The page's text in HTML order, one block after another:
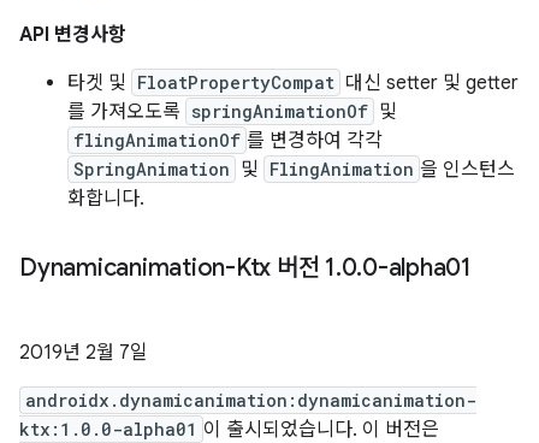
API 변경사항
타겟 및 FloatPropertyCompat 대신 setter 및 getter
를 가져오도록 springAnimationOf 및
flingAnimationOf 를 변경하여 각각
SpringAnimation 및 FlingAnimation 을 인스턴스
화합니다.
Dynamicanimation-Ktx 버전 1.0.0-alpha01
2019년 2월 7일
androidx.dynamicanimation:dynamicanimation-
ktx:1.0.0-alpha01 이 출시되었습니다. 이 버전은